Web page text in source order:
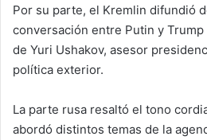
Por su parte, el Kremlin difundió
conversación entre Putin y
de Yuri Ushakov, asesor
política exterior.
La parte rusa resaltó el tono
abordó distintos temas de la